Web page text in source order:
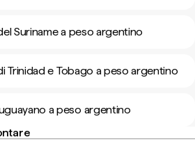
Suriname a peso argentino
Trinidad e Tobago a peso argentino
a peso argentino